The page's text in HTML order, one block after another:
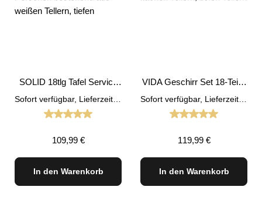
SOLID 18tlg Tafel Service
grau Geschirr Set Reaktiv
Sofort verfügbar, Lieferzeit: 1-3 Tage
Durchschnittliche Bewertung von 5 von 5 Sternen
Regulärer Preis:
109,99 €
In den Warenkorb
VIDA Geschirr Set 18-Teilig
BLAU
Sofort verfügbar, Lieferzeit: 1-3 Tage
Durchschnittliche
Regulärer Preis:
119,99 €
In den Warenkorb